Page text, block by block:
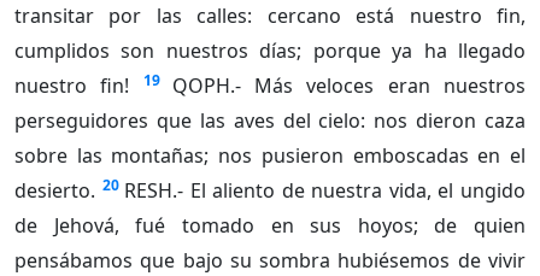
transitar por las calles: cercano está nuestro fin,
cumplidos son nuestros días; porque ya ha llegado
nuestro fin!
19
QOPH.- Más veloces eran nuestros
perseguidores que las aves del cielo: nos dieron caza
sobre las montañas; nos pusieron emboscadas en el
desierto. 20 RESH.- El aliento de nuestra vida, el ungido
de Jehová, fué tomado en sus hoyos; de quien
pensábamos que bajo su sombra hubiésemos de vivir